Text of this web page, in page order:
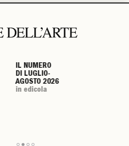
IL NUMERO
DI LUGLIO-
AGOSTO 2026
in edicola
IL NUMERO
DI LUGLIO-
AGOSTO 2026
in edicola
IL NUMERO
DI LUGLIO-
AGOSTO 2026
in edicola
IL NUMERO
DI LUGLIO-
AGOSTO 2026
in edicola